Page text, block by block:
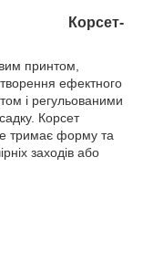
Корсет-
принтом,
ефектного
і регульованими
Корсет
тримає форму та
заходів або